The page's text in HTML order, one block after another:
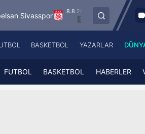
8.8.2026 - Cum
19:00
Esenler Erokspor
A Spor
ATV
A
A
A
BASKETBOL YAZARLAR
FUTBOL BASKETBOL HABERLER